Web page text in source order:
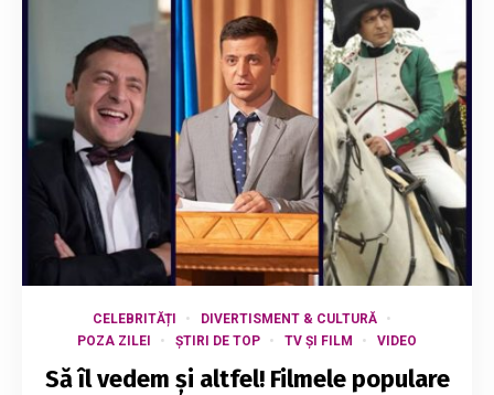
CELEBRITĂȚI
DIVERTISMENT & CULTURĂ
POZA ZILEI
ȘTIRI DE TOP TV ȘI FILM VIDEO
Să îl vedem și altfel! Filmele populare